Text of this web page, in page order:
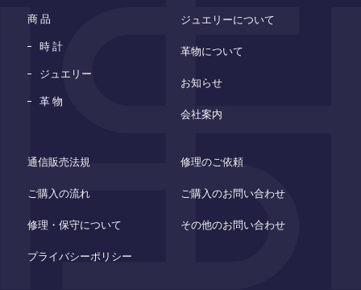
商 品
時 計
ジュエリー
革 物
ジュエリーについて
革物について
お知らせ
会社案内
通信販売法規
ご購入の流れ
修理・保守について
プライバシーポリシー
修理のご依頼
ご購入のお問い合わせ
その他のお問い合わせ